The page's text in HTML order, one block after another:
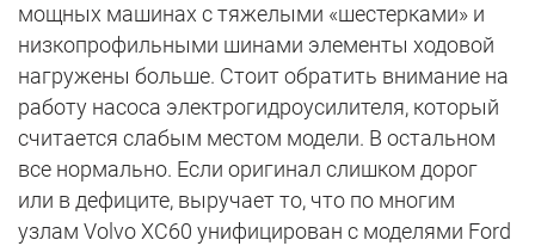
мощных машинах с тяжелыми «шестерками» и
низкопрофильными шинами элементы ходовой
нагружены больше. Стоит обратить внимание на
работу насоса электрогидроусилителя, который
считается слабым местом модели. В остальном
все нормально. Если оригинал слишком дорог
или в дефиците, выручает то, что по многим
узлам Volvo XC60 унифицирован с моделями Ford